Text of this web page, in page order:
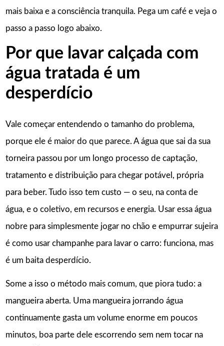
mais baixa e a consciência tranquila. Pega um café e veja o
passo a passo logo abaixo.
Por que lavar calçada com
água tratada é um
desperdício
Vale começar entendendo o tamanho do problema,
porque ele é maior do que parece. A água que sai da sua
torneira passou por um longo processo de captação,
tratamento e distribuição para chegar potável, própria
para beber. Tudo isso tem custo — o seu, na conta de
água, e o coletivo, em recursos e energia. Usar essa água
nobre para simplesmente jogar no chão e empurrar sujeira
é como usar champanhe para lavar o carro: funciona, mas
é um baita desperdício.
Some a isso o método mais comum, que piora tudo: a
mangueira aberta. Uma mangueira jorrando água
continuamente gasta um volume enorme em poucos
minutos, boa parte dele escorrendo sem nem tocar na